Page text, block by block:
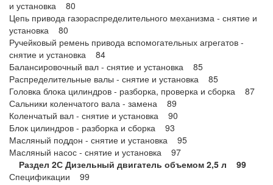
и установка 80
Цепь привода газораспределительного механизма - снятие и
установка 80
Ручейковый ремень привода вспомогательных агрегатов -
снятие и установка 84
Балансировочный вал - снятие и установка 85
Распределительные валы - снятие и установка 85
Головка блока цилиндров - разборка, проверка и сборка 87
Сальники коленчатого вала - замена 89
Коленчатый вал - снятие и установка 90
Блок цилиндров - разборка и сборка 93
Масляный поддон - снятие и установка 95
Масляный насос - снятие и установка 97
Раздел 2С Дизельный двигатель объемом 2,5 л 99
Спецификации 99